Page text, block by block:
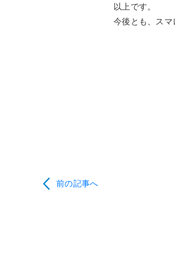
以上です。
今後とも、スマ
前の記事へ